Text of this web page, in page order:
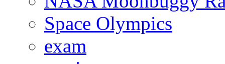
Space Olympics
exam